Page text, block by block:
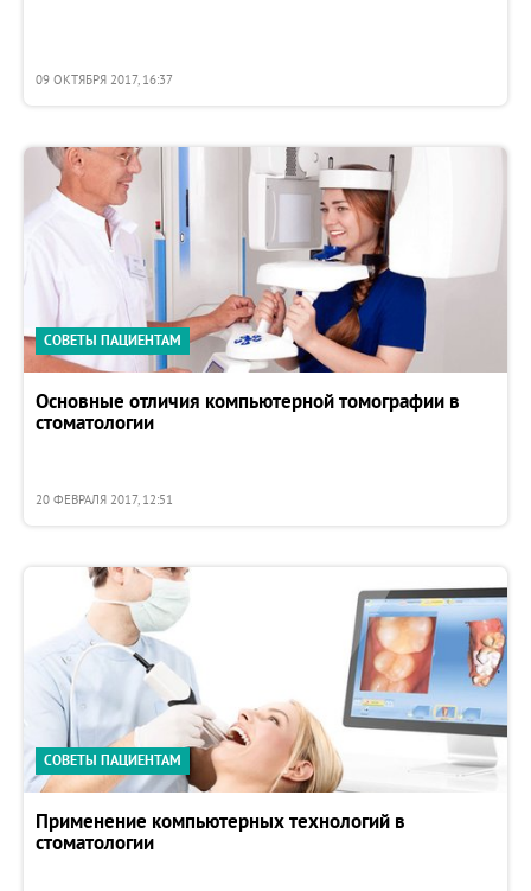
09 ОКТЯБРЯ 2017, 16:37
СОВЕТЫ ПАЦИЕНТАМ
Основные отличия компьютерной томографии в
стоматологии
20 ФЕВРАЛЯ 2017, 12:51
СОВЕТЫ ПАЦИЕНТАМ
Применение компьютерных технологий в
стоматологии